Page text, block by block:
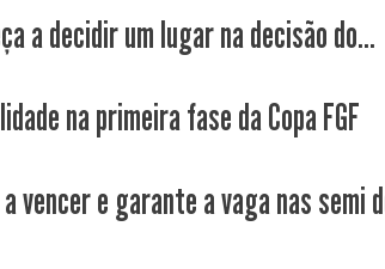
a decidir um lugar na decisão do...
na primeira fase da Copa FGF
vencer e garante a vaga nas semi